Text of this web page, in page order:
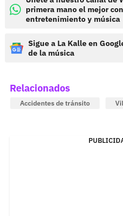
primera mano el mejor
entretenimiento y música
Sigue a La Kalle en
de la música
Relacionados
Accidentes de tránsito